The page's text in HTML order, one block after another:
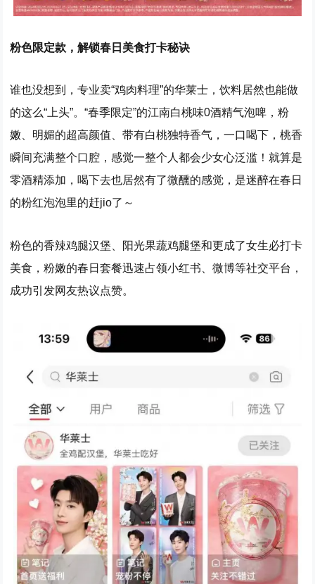
粉色限定款，解锁春日美食打卡秘诀
谁也没想到，专业卖“鸡肉料理”的华莱士，饮料居然也能做
的这么“上头”。“春季限定”的江南白桃味0酒精气泡啤，粉
嫩、明媚的超高颜值、带有白桃独特香气，一口喝下，桃香
瞬间充满整个口腔，感觉一整个人都会少女心泛滥！就算是
零酒精添加，喝下去也居然有了微醺的感觉，是迷醉在春日
的粉红泡泡里的赶jio了～
粉色的香辣鸡腿汉堡、阳光果蔬鸡腿堡和更成了女生必打卡
美食，粉嫩的春日套餐迅速占领小红书、微博等社交平台，
成功引发网友热议点赞。